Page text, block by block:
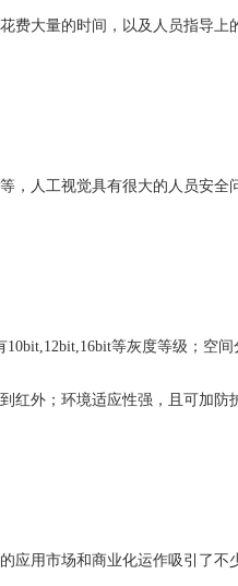
大量的时间，以及人员指导上
人工视觉具有很大的人员安全
等灰度等级；空间
红外；环境适应性强，且可加防
用市场和商业化运作吸引了不